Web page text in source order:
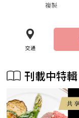
複製
交通
刊載中特輯